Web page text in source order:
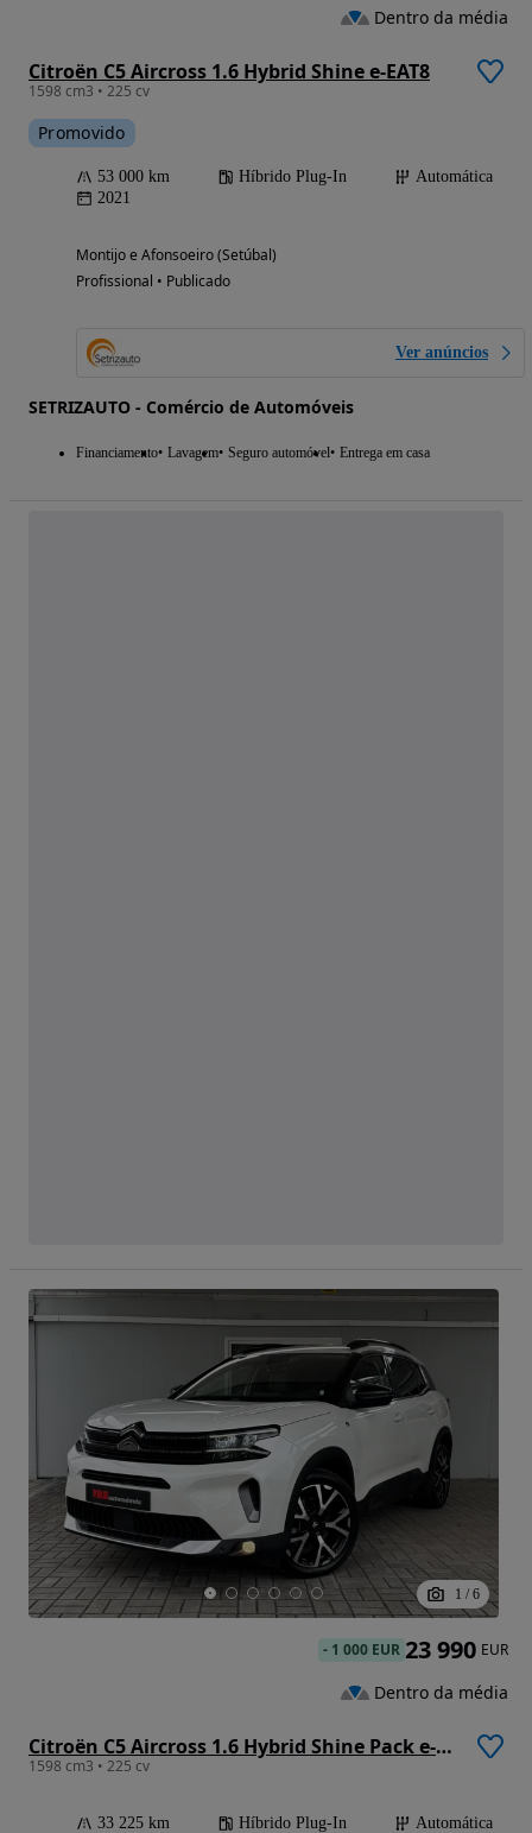
Citroën C5 Aircross 1.6 Hybrid Shine e-EAT8
1598 cm3 • 225 cv
Promovido
53 000 km Híbrido Plug-In
Automática
2021
Montijo e Afonsoeiro (Setúbal)
Profissional • Publicado
Ver anúncios
SETRIZAUTO - Comércio de Automóveis
Financiamento Lavagem Seguro automóvel Entrega em casa
Dentro da média
1 / 6
Citroën C5 Aircross 1.6 Hybrid Shine Pack e-EAT8
1598 cm3 • 225 cv
33 225 km Híbrido Plug-In
Automática
- 1 000 EUR 23 990 EUR
Dentro da média